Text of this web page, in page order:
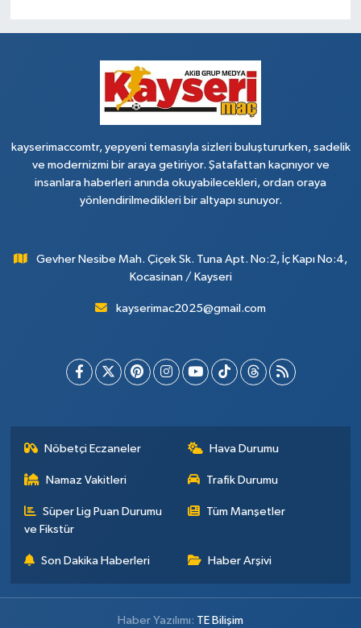
kayserimaccomtr, yepyeni temasıyla sizleri buluştururken, sadelik
ve modernizmi bir araya getiriyor. Şatafattan kaçınıyor ve
insanlara haberleri anında okuyabilecekleri, ordan oraya
yönlendirilmedikleri bir altyapı sunuyor.
Gevher Nesibe Mah. Çiçek Sk. Tuna Apt. No:2, İç Kapı No:4,
Kocasinan / Kayseri
kayserimac2025@gmail.com
Nöbetçi Eczaneler Hava Durumu
Namaz Vakitleri Trafik Durumu
Süper Lig Puan Durumu
ve Fikstür
Tüm Manşetler
Son Dakika Haberleri Haber Arşivi
Haber Yazılımı: TE Bilişim